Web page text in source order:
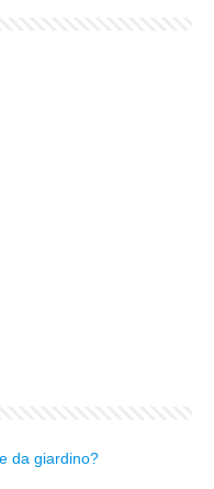
da giardino?